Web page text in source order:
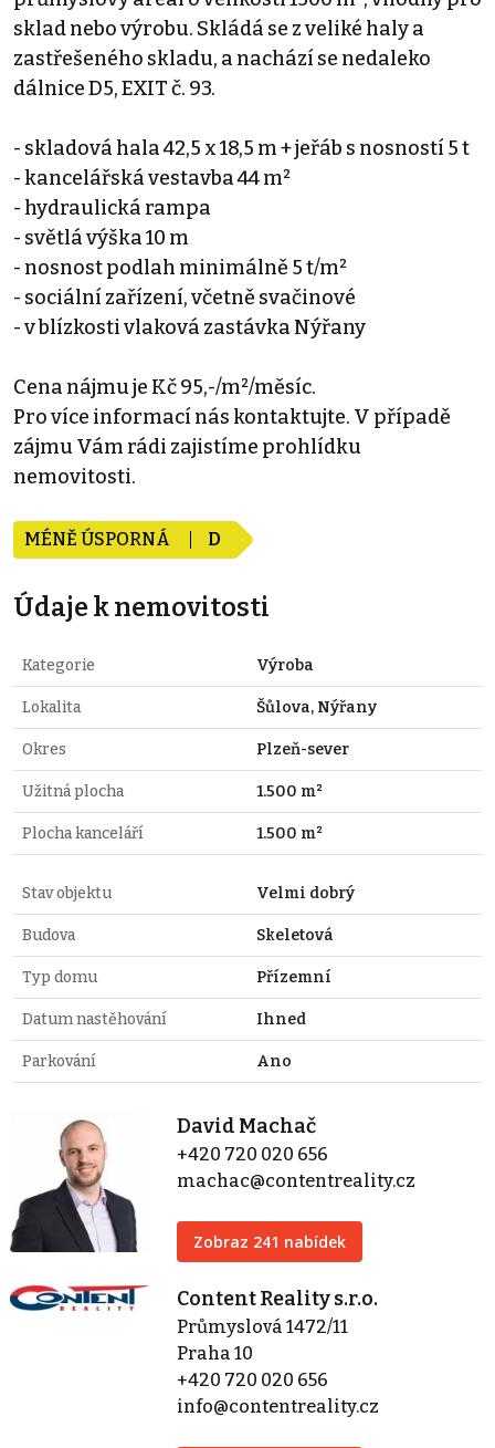
sklad nebo výrobu. Skládá se z veliké haly a
zastřešeného skladu, a nachází se nedaleko
dálnice D5, EXIT č. 93.
- skladová hala 42,5 x 18,5 m + jeřáb s nosností 5 t
- kancelářská vestavba 44 m²
- hydraulická rampa
- světlá výška 10 m
- nosnost podlah minimálně 5 t/m²
- sociální zařízení, včetně svačinové
- v blízkosti vlaková zastávka Nýřany
Cena nájmu je Kč 95,-/m²/měsíc.
Pro více informací nás kontaktujte. V případě
zájmu Vám rádi zajistíme prohlídku
nemovitosti.
MÉNĚ ÚSPORNÁ D
Údaje k nemovitosti
Kategorie Výroba
Lokalita Šůlova, Nýřany
Okres Plzeň-sever
Užitná plocha 1.500 m²
Plocha kanceláří 1.500 m²
Stav objektu Velmi dobrý
Budova Skeletová
Typ domu Přízemní
Datum nastěhování Ihned
Parkování Ano
David Machač
+420 720 020 656
machac@contentreality.cz
Zobraz 241 nabídek
Content Reality s.r.o.
Průmyslová 1472/11
Praha 10
+420 720 020 656
info@contentreality.cz